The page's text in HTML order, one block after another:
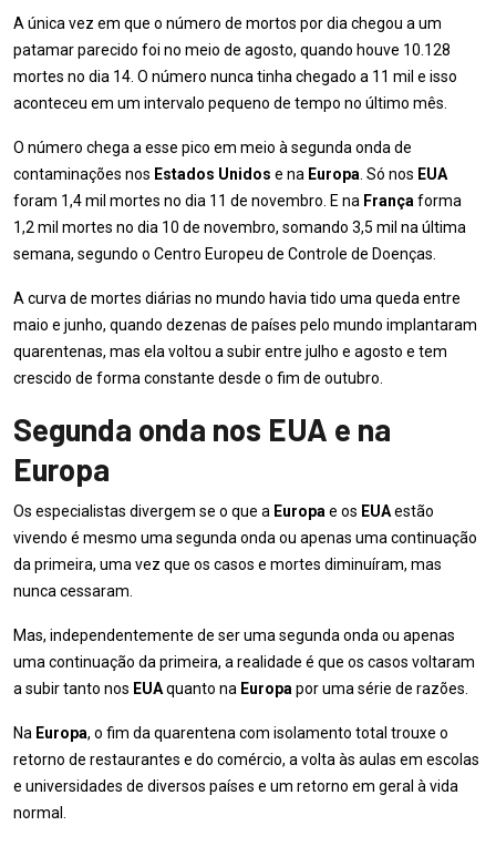
A única vez em que o número de mortos por dia chegou a um
patamar parecido foi no meio de agosto, quando houve 10.128
mortes no dia 14. O número nunca tinha chegado a 11 mil e isso
aconteceu em um intervalo pequeno de tempo no último mês.
O número chega a esse pico em meio à segunda onda de
contaminações nos Estados Unidos e na Europa . Só nos EUA
foram 1,4 mil mortes no dia 11 de novembro. E na França forma
1,2 mil mortes no dia 10 de novembro, somando 3,5 mil na última
semana, segundo o Centro Europeu de Controle de Doenças.
A curva de mortes diárias no mundo havia tido uma queda entre
maio e junho, quando dezenas de países pelo mundo implantaram
quarentenas, mas ela voltou a subir entre julho e agosto e tem
crescido de forma constante desde o fim de outubro.
Segunda onda nos EUA e na
Europa
Os especialistas divergem se o que a Europa e os EUAestão
vivendo é mesmo uma segunda onda ou apenas uma continuação
da primeira, uma vez que os casos e mortes diminuíram, mas
nunca cessaram.
Mas, independentemente de ser uma segunda onda ou apenas
uma continuação da primeira, a realidade é que os casos voltaram
a subir tanto nos EUAquanto na Europa por uma série de razões.
Na Europa, o fim da quarentena com isolamento total trouxe o
retorno de restaurantes e do comércio, a volta às aulas em escolas
e universidades de diversos países e um retorno em geral à vida
normal.